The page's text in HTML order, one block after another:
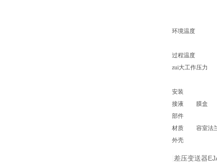
环境温度
过程温度
zui大工作压力
安装
接液
部件
材质
膜盒
容室法
外壳
差压变送器